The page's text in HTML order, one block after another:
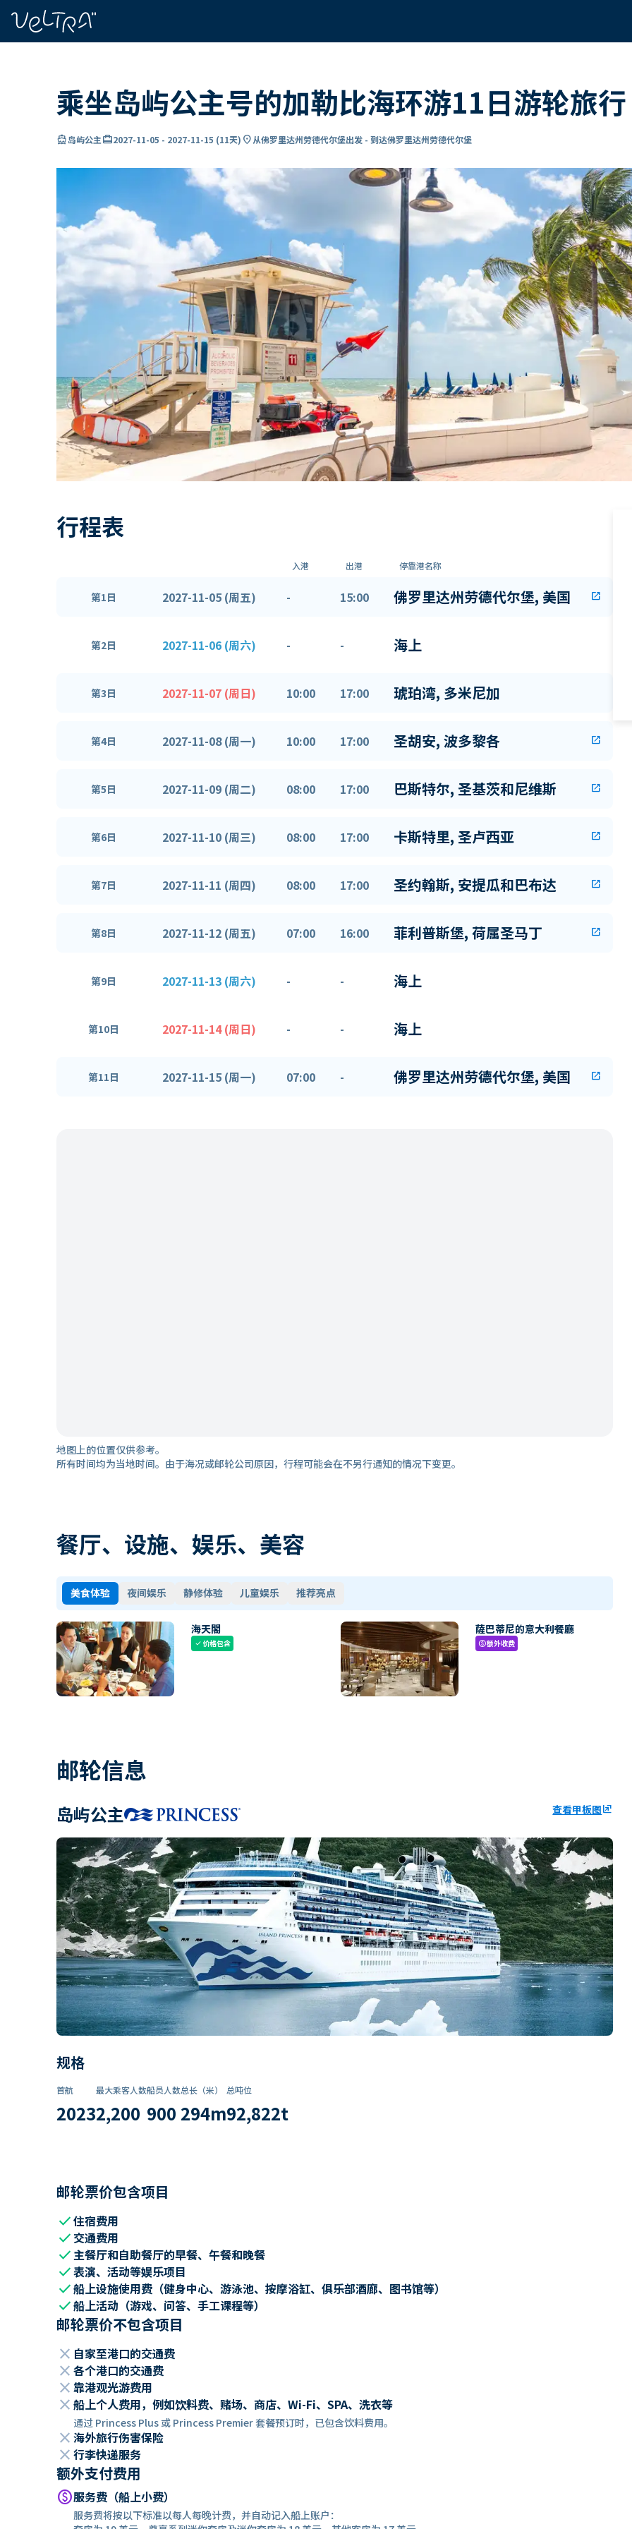
乘坐岛屿公主号的加勒比海环游11日游轮旅行
directions_boat岛屿公主card_travel2027-11-05 - 2027-11-15 (11天) location_on从佛罗里达州劳德代尔堡出发 - 到达佛罗里达州劳德代尔堡
行程表
入港 出港 停靠港名称
第1日 2027-11-05 (周五) - 15:00 佛罗里达州劳德代尔堡, 美国 open_in_new
第2日 2027-11-06 (周六) - - 海上
第3日 2027-11-07 (周日) 10:00 17:00 琥珀湾, 多米尼加
第4日 2027-11-08 (周一) 10:00 17:00 圣胡安, 波多黎各 open_in_new
第5日 2027-11-09 (周二) 08:00 17:00 巴斯特尔, 圣基茨和尼维斯 open_in_new
第6日 2027-11-10 (周三) 08:00 17:00 卡斯特里, 圣卢西亚 open_in_new
第7日 2027-11-11 (周四) 08:00 17:00 圣约翰斯, 安提瓜和巴布达 open_in_new
第8日 2027-11-12 (周五) 07:00 16:00 菲利普斯堡, 荷属圣马丁 open_in_new
第9日 2027-11-13 (周六) - - 海上
第10日 2027-11-14 (周日) - - 海上
第11日 2027-11-15 (周一) 07:00 - 佛罗里达州劳德代尔堡, 美国 open_in_new
地图上的位置仅供参考。
所有时间均为当地时间。由于海况或邮轮公司原因，行程可能会在不另行通知的情况下变更。
餐厅、设施、娱乐、美容
美食体验 夜间娱乐 静修体验 儿童娱乐 推荐亮点
海天閣
check价格包含
薩巴蒂尼的意大利餐廳
paid额外收费
邮轮信息
岛屿公主 查看甲板图ungroup
规格
首航
2023
最大乘客人数
2,200
船员人数
900
总长（米）
294m
总吨位
92,822t
邮轮票价包含项目
check住宿费用
check 交通费用
check主餐厅和自助餐厅的早餐、午餐和晚餐
check表演、活动等娱乐项目
check船上设施使用费（健身中心、游泳池、按摩浴缸、俱乐部酒廊、图书馆等）
check船上活动（游戏、问答、手工课程等）
邮轮票价不包含项目
close 自家至港口的交通费
close 各个港口的交通费
close 靠港观光游费用
close 船上个人费用，例如饮料费、赌场、商店、Wi-Fi、SPA、洗衣等
通过 Princess Plus 或 Princess Premier 套餐预订时，已包含饮料费用。
close 海外旅行伤害保险
close 行李快递服务
额外支付费用
paid服务费（船上小费）
服务费将按以下标准以每人每晚计费，并自动记入船上账户：